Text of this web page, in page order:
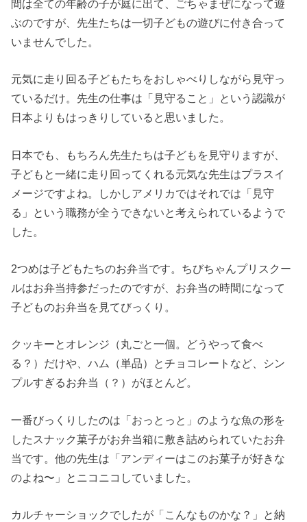
間は全ての年齢の子が庭に出て、ごちゃまぜになって遊
ぶのですが、先生たちは一切子どもの遊びに付き合って
いませんでした。
元気に走り回る子どもたちをおしゃべりしながら見守っ
ているだけ。先生の仕事は「見守ること」という認識が
日本よりもはっきりしていると思いました。
日本でも、もちろん先生たちは子どもを見守りますが、
子どもと一緒に走り回ってくれる元気な先生はプラスイ
メージですよね。しかしアメリカではそれでは「見守
る」という職務が全うできないと考えられているようで
した。
2つめは子どもたちのお弁当です。ちびちゃんプリスクー
ルはお弁当持参だったのですが、お弁当の時間になって
子どものお弁当を見てびっくり。
クッキーとオレンジ（丸ごと一個。どうやって食べ
る？）だけや、ハム（単品）とチョコレートなど、シン
プルすぎるお弁当（？）がほとんど。
一番びっくりしたのは「おっとっと」のような魚の形を
したスナック菓子がお弁当箱に敷き詰められていたお弁
当です。他の先生は「アンディーはこのお菓子が好きな
のよね〜」とニコニコしていました。
カルチャーショックでしたが「こんなものかな？」と納